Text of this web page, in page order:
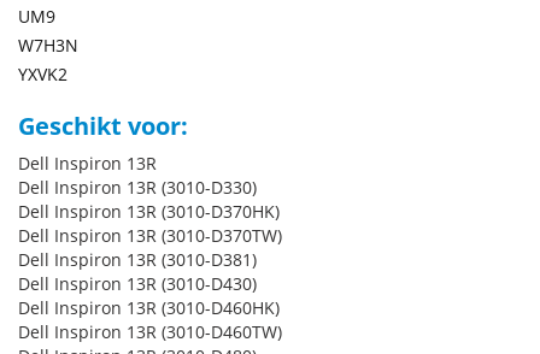
UM9
W7H3N
YXVK2
Geschikt voor:
Dell Inspiron 13R
Dell Inspiron 13R (3010-D330)
Dell Inspiron 13R (3010-D370HK)
Dell Inspiron 13R (3010-D370TW)
Dell Inspiron 13R (3010-D381)
Dell Inspiron 13R (3010-D430)
Dell Inspiron 13R (3010-D460HK)
Dell Inspiron 13R (3010-D460TW)